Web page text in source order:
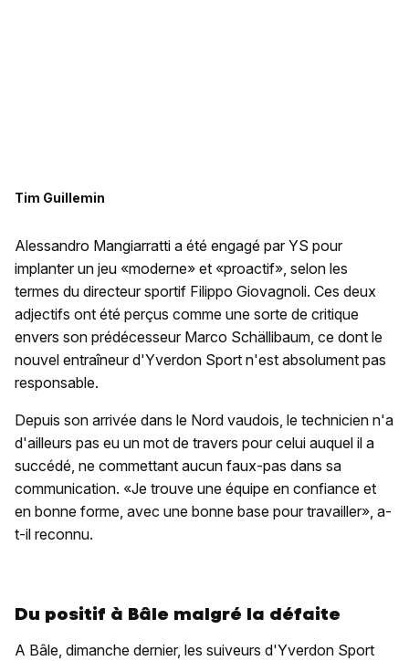
Tim Guillemin
Alessandro Mangiarratti a été engagé par YS pour
implanter un jeu «moderne» et «proactif», selon les
termes du directeur sportif Filippo Giovagnoli. Ces deux
adjectifs ont été perçus comme une sorte de critique
envers son prédécesseur Marco Schällibaum, ce dont le
nouvel entraîneur d'Yverdon Sport n'est absolument pas
responsable.
Depuis son arrivée dans le Nord vaudois, le technicien n'a
d'ailleurs pas eu un mot de travers pour celui auquel il a
succédé, ne commettant aucun faux-pas dans sa
communication. «Je trouve une équipe en confiance et
en bonne forme, avec une bonne base pour travailler», a-
t-il reconnu.
Du positif à Bâle malgré la défaite
A Bâle, dimanche dernier, les suiveurs d'Yverdon Sport